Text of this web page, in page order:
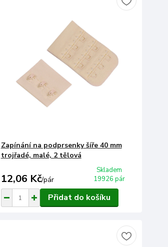
Zapínání na podprsenky šíře 40 mm
trojřadé, malé, 2 tělová
12,06 Kč/pár
Skladem
19926 pár
Přidat do košíku